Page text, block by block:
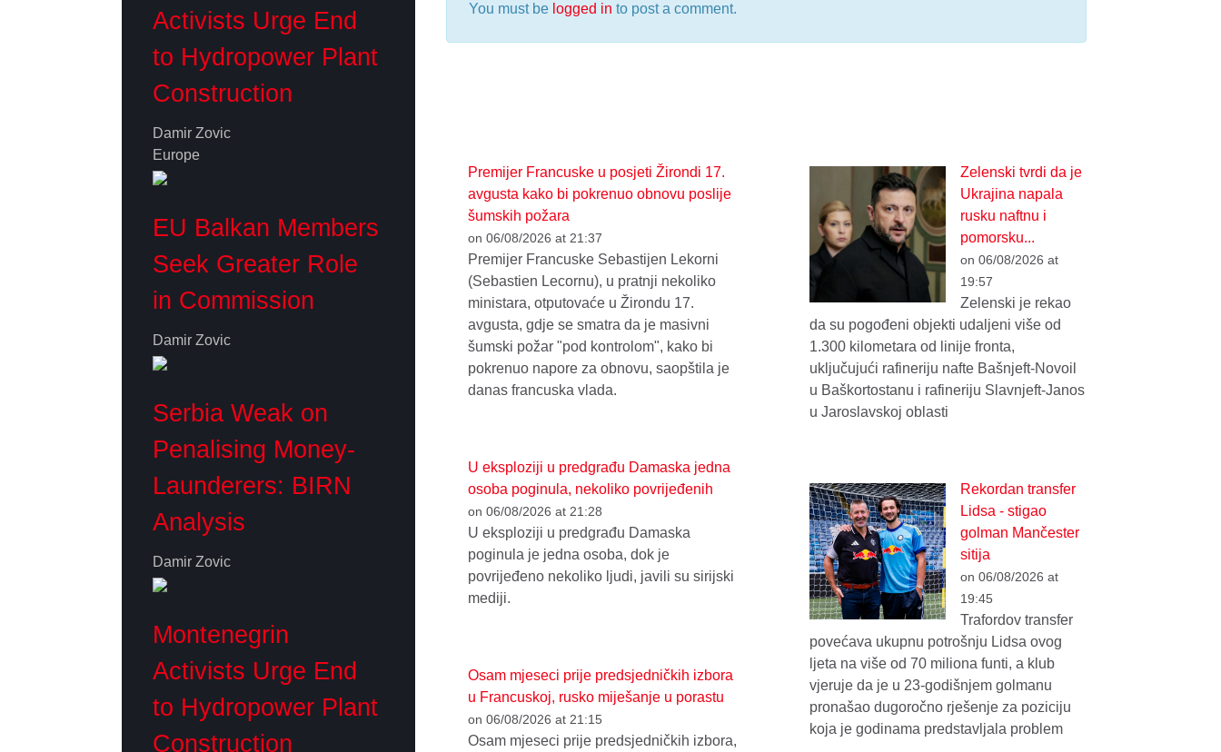
Activists Urge End
to Hydropower Plant
Construction
Damir Zovic
Europe
EU Balkan Members
Seek Greater Role
in Commission
Damir Zovic
Serbia Weak on
Penalising Money-
Launderers: BIRN
Analysis
Damir Zovic
Montenegrin
Activists Urge End
to Hydropower Plant
Construction
You must be logged in to post a comment.
Premijer Francuske u posjeti Žirondi 17.
avgusta kako bi pokrenuo obnovu poslije
šumskih požara
on 06/08/2026 at 21:37
Premijer Francuske Sebastijen Lekorni
(Sebastien Lecornu), u pratnji nekoliko
ministara, otputovaće u Žirondu 17.
avgusta, gdje se smatra da je masivni
šumski požar "pod kontrolom", kako bi
pokrenuo napore za obnovu, saopštila je
danas francuska vlada.
U eksploziji u predgrađu Damaska jedna
osoba poginula, nekoliko povrijeđenih
on 06/08/2026 at 21:28
U eksploziji u predgrađu Damaska
poginula je jedna osoba, dok je
povrijeđeno nekoliko ljudi, javili su sirijski
mediji.
Osam mjeseci prije predsjedničkih izbora
u Francuskoj, rusko miješanje u porastu
on 06/08/2026 at 21:15
Osam mjeseci prije predsjedničkih izbora,
Zelenski tvrdi da je
Ukrajina napala
rusku naftnu i
pomorsku...
on 06/08/2026 at
19:57
Zelenski je rekao
da su pogođeni objekti udaljeni više od
1.300 kilometara od linije fronta,
uključujući rafineriju nafte Bašnjeft-Novoil
u Baškortostanu i rafineriju Slavnjeft-Janos
u Jaroslavskoj oblasti
Rekordan transfer
Lidsa - stigao
golman Mančester
sitija
on 06/08/2026 at
19:45
Trafordov transfer
povećava ukupnu potrošnju Lidsa ovog
ljeta na više od 70 miliona funti, a klub
vjeruje da je u 23-godišnjem golmanu
pronašao dugoročno rješenje za poziciju
koja je godinama predstavljala problem